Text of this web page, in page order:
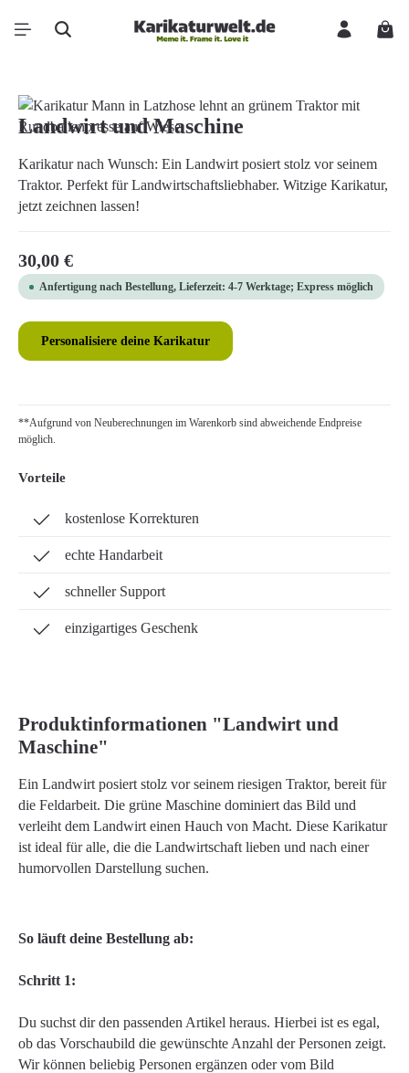
Zum Hauptinhalt springen
Bildergalerie überspringen
Landwirt und Maschine
Karikatur nach Wunsch: Ein Landwirt posiert stolz vor seinem
Traktor. Perfekt für Landwirtschaftsliebhaber. Witzige Karikatur,
jetzt zeichnen lassen!
Regulärer Preis:
30,00 €
Anfertigung nach Bestellung, Lieferzeit: 4-7 Werktage; Express möglich
Personalisiere deine Karikatur
**Aufgrund von Neuberechnungen im Warenkorb sind abweichende Endpreise
möglich.
Vorteile
kostenlose Korrekturen
echte Handarbeit
schneller Support
einzigartiges Geschenk
Produktinformationen "Landwirt und
Maschine"
Ein Landwirt posiert stolz vor seinem riesigen Traktor, bereit für
die Feldarbeit. Die grüne Maschine dominiert das Bild und
verleiht dem Landwirt einen Hauch von Macht. Diese Karikatur
ist ideal für alle, die die Landwirtschaft lieben und nach einer
humorvollen Darstellung suchen.
So läuft deine Bestellung ab:
Schritt 1:
Du suchst dir den passenden Artikel heraus. Hierbei ist es egal,
ob das Vorschaubild die gewünschte Anzahl der Personen zeigt.
Wir können beliebig Personen ergänzen oder vom Bild